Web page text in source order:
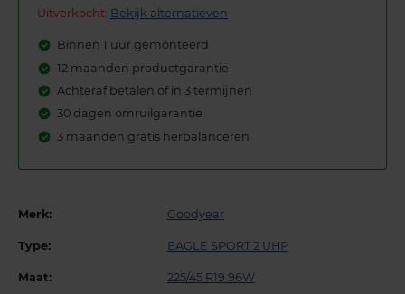
Uitverkocht: Bekijk alternatieven
Binnen 1 uur gemonteerd
12 maanden productgarantie
Achteraf betalen of in 3 termijnen
30 dagen omruilgarantie
3 maanden gratis herbalanceren
Merk: Goodyear
Type: EAGLE SPORT 2 UHP
Maat: 225/45 R19 96W